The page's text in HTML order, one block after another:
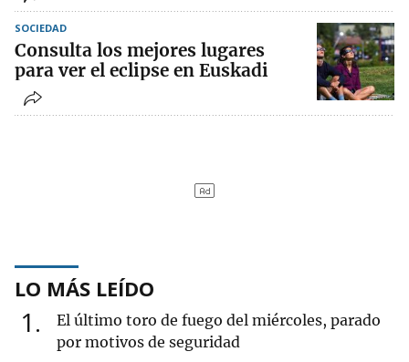
SOCIEDAD
Consulta los mejores lugares
para ver el eclipse en Euskadi
LO MÁS LEÍDO
1
El último toro de fuego del miércoles, parado
por motivos de seguridad